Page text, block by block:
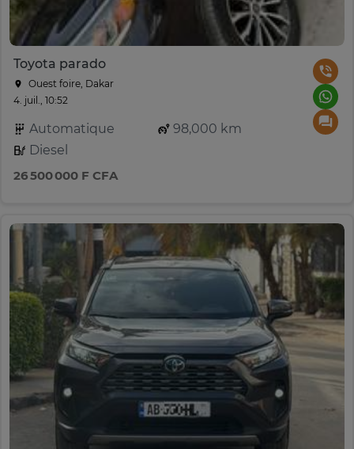
Toyota parado
Ouest foire, Dakar
4. juil., 10:52
Automatique
98,000 km
Diesel
26 500 000 F CFA